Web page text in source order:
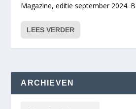
Magazine, editie september 2024.
LEES VERDER
ARCHIEVEN